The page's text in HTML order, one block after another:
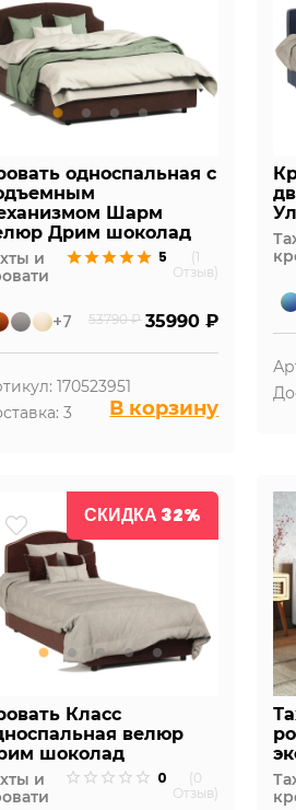
односпальная с
Шарм
Дрим шоколад
и
5
(1
Отзыв)
+7 53790 ₽ 35990 ₽
170523951
3
В корзину
СКИДКА 32%
Класс
велюр
шоколад
и
0
(0
Отзыв)